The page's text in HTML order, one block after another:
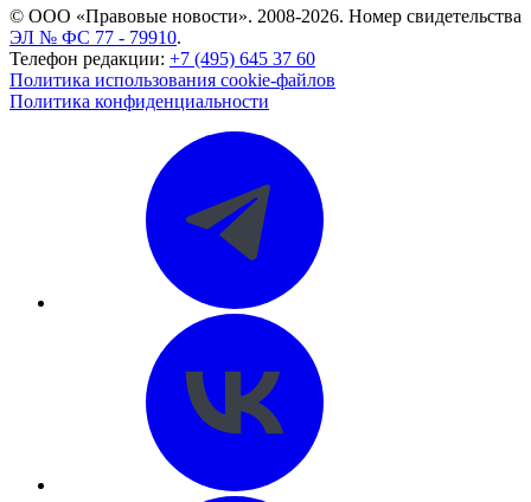
© ООО «Правовые новости». 2008-2026. Номер свидетельства
ЭЛ № ФС 77 - 79910.
Телефон редакции: +7 (495) 645 37 60
Политика использования cookie-файлов
Политика конфиденциальности